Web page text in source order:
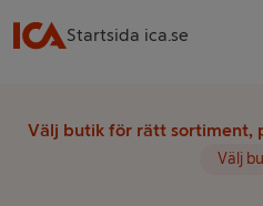
Startsida ica.se
Välj butik för rätt sortiment,
Välj